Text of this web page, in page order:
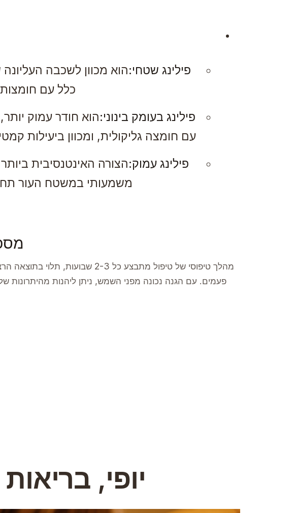
פילינג שטחי:הוא מכוון לשכבה
כלל עם חומצות AHA או BHA.
פילינג בעומק בינוני:הוא חודר עמוק
עם חומצה גליקולית, ומכוון ביעילות
פילינג עמוק:הצורה האינטנסיבית
משמעותי במשטח העור
פעמים. עם הגנה נכונה מפני השמש, ניתן ליהנות מהיתרונות
יופי,